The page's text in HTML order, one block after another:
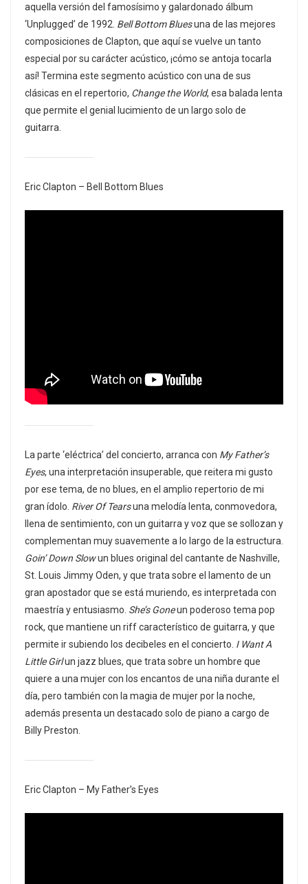
aquella versión del famosísimo y galardonado álbum
‘Unplugged’ de 1992. Bell Bottom Bluesuna de las mejores
composiciones de Clapton, que aquí se vuelve un tanto
especial por su carácter acústico, ¡cómo se antoja tocarla
así! Termina este segmento acústico con una de sus
clásicas en el repertorio, Change the World, esa balada lenta
que permite el genial lucimiento de un largo solo de
guitarra.
Eric Clapton – Bell Bottom Blues
La parte ‘eléctrica’ del concierto, arranca con My Father’s
Eyes, una interpretación insuperable, que reitera mi gusto
por ese tema, de no blues, en el amplio repertorio de mi
gran ídolo. River Of Tearsuna melodía lenta, conmovedora,
llena de sentimiento, con un guitarra y voz que se sollozan y
complementan muy suavemente a lo largo de la estructura.
Goin’ Down Slowun blues original del cantante de Nashville,
St. Louis Jimmy Oden, y que trata sobre el lamento de un
gran apostador que se está muriendo, es interpretada con
maestría y entusiasmo. She’s Goneun poderoso tema pop
rock, que mantiene un riff característico de guitarra, y que
permite ir subiendo los decibeles en el concierto. I Want A
Little Girlun jazz blues, que trata sobre un hombre que
quiere a una mujer con los encantos de una niña durante el
día, pero también con la magia de mujer por la noche,
además presenta un destacado solo de piano a cargo de
Billy Preston.
Eric Clapton – My Father’s Eyes